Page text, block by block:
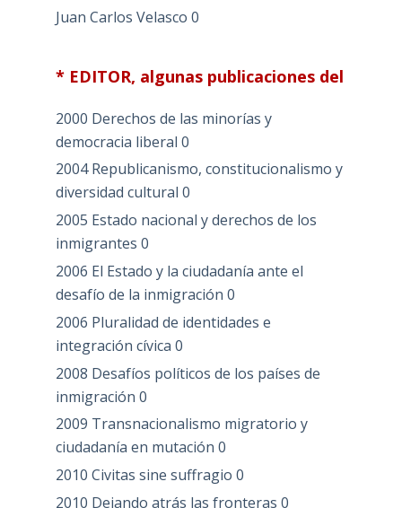
Juan Carlos Velasco 0
* EDITOR, algunas publicaciones del
2000 Derechos de las minorías y
democracia liberal 0
2004 Republicanismo, constitucionalismo y
diversidad cultural 0
2005 Estado nacional y derechos de los
inmigrantes 0
2006 El Estado y la ciudadanía ante el
desafío de la inmigración 0
2006 Pluralidad de identidades e
integración cívica 0
2008 Desafíos políticos de los países de
inmigración 0
2009 Transnacionalismo migratorio y
ciudadanía en mutación 0
2010 Civitas sine suffragio 0
2010 Dejando atrás las fronteras 0